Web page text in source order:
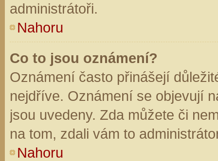
administrátoři.
Nahoru
Co to jsou oznámení?
Oznámení často přinášejí
nejdříve. Oznámení se objevují
jsou uvedeny. Zda můžete či
na tom, zdali vám to
Nahoru